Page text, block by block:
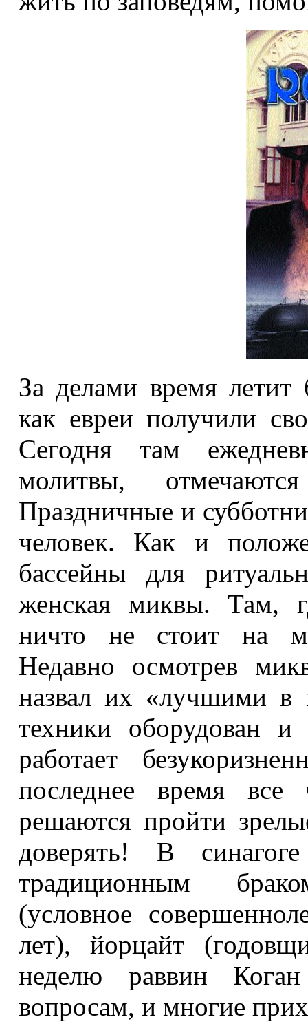
За делами время летит
как евреи получили
Сегодня там
молитвы,
Праздничные и
человек. Как и
бассейны для
женская миквы. Там,
ничто не стоит на
Недавно осмотрев
назвал их «лучшими в
техники оборудован
работает
последнее время
решаются пройти
доверять! В
традиционным
(условное
лет), йорцайт
неделю раввин
вопросам, и многие